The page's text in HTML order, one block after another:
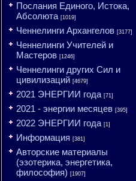
Послания Единого, Истока,
Абсолюта [1019]
Ченнелинги Архангелов [3177]
Ченнелинги Учителей и
Мастеров [1246]
Ченнелинги других Сил и
цивилизаций [4679]
2021 ЭНЕРГИИ года [71]
2021 - энергии месяцев [395]
2022 ЭНЕРГИИ года [1]
Информация [381]
Авторские материалы
(эзотерика, энергетика,
философия) [1907]